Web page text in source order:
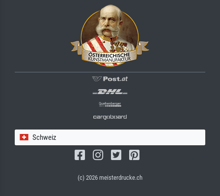
Schweiz
(c) 2026 meisterdrucke.ch